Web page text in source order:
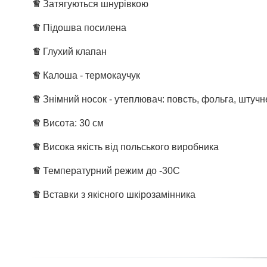
♕ Затягуються шнурівкою
♕ Підошва посилена
♕ Глухий клапан
♕ Калоша - термокаучук
♕ Знімний носок - утеплювач: повсть, фольга,
♕ Висота: 30 см
♕ Висока якість від польського виробника
♕ Температурний режим до -30С
♕ Вставки з якісного шкірозамінника